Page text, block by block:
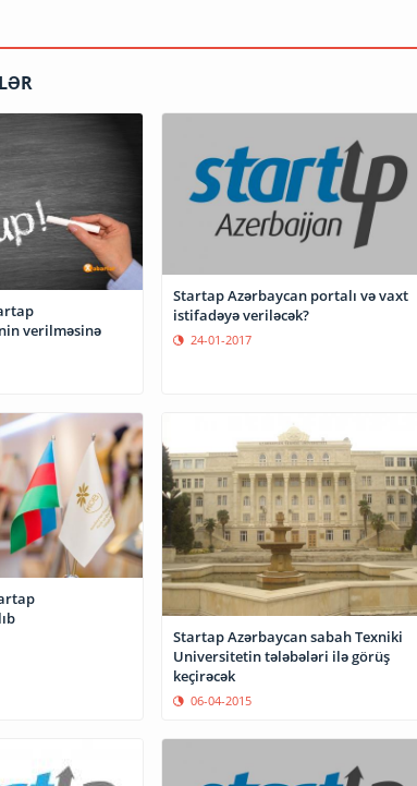
verilməsinə
Startap Azərbaycan portalı və vaxt
istifadəyə veriləcək?
24-01-2017
Startap Azərbaycan sabah Texniki
Universitetin tələbələri ilə görüş
keçirəcək
06-04-2015